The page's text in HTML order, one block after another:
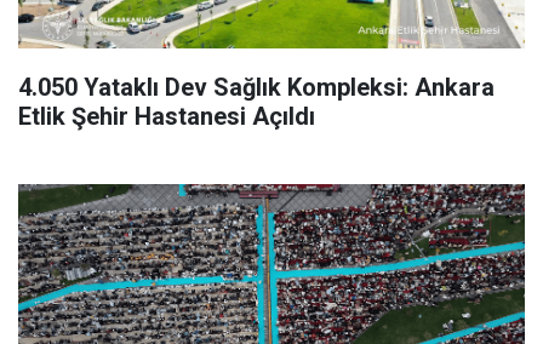
4.050 Yataklı Dev Sağlık Kompleksi: Ankara
Etlik Şehir Hastanesi Açıldı